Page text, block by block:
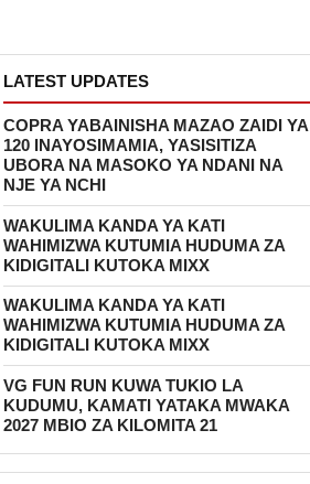
LATEST UPDATES
COPRA YABAINISHA MAZAO ZAIDI YA
120 INAYOSIMAMIA, YASISITIZA
UBORA NA MASOKO YA NDANI NA
NJE YA NCHI
WAKULIMA KANDA YA KATI
WAHIMIZWA KUTUMIA HUDUMA ZA
KIDIGITALI KUTOKA MIXX
WAKULIMA KANDA YA KATI
WAHIMIZWA KUTUMIA HUDUMA ZA
KIDIGITALI KUTOKA MIXX
VG FUN RUN KUWA TUKIO LA
KUDUMU, KAMATI YATAKA MWAKA
2027 MBIO ZA KILOMITA 21